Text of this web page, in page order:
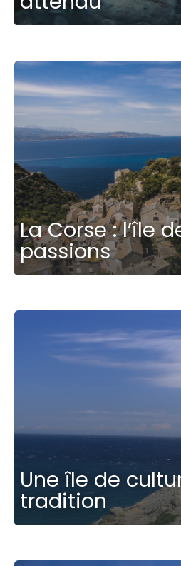
La Corse : l’île
passions
Une île de
tradition